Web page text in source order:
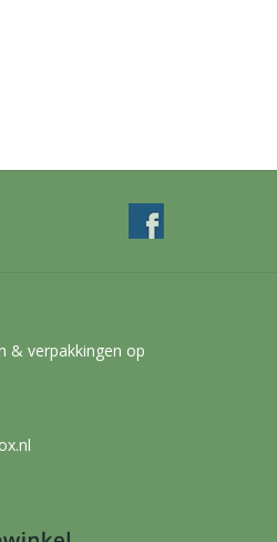
& verpakkingen op